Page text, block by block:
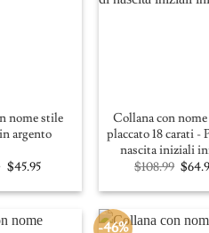
in argento
argento
con pietre
nome stile
argento
Original
was:
$45.95Current
is:
Collana con
placcato 18 carati -
nascita iniziali
$108.99
was:
$
-46%